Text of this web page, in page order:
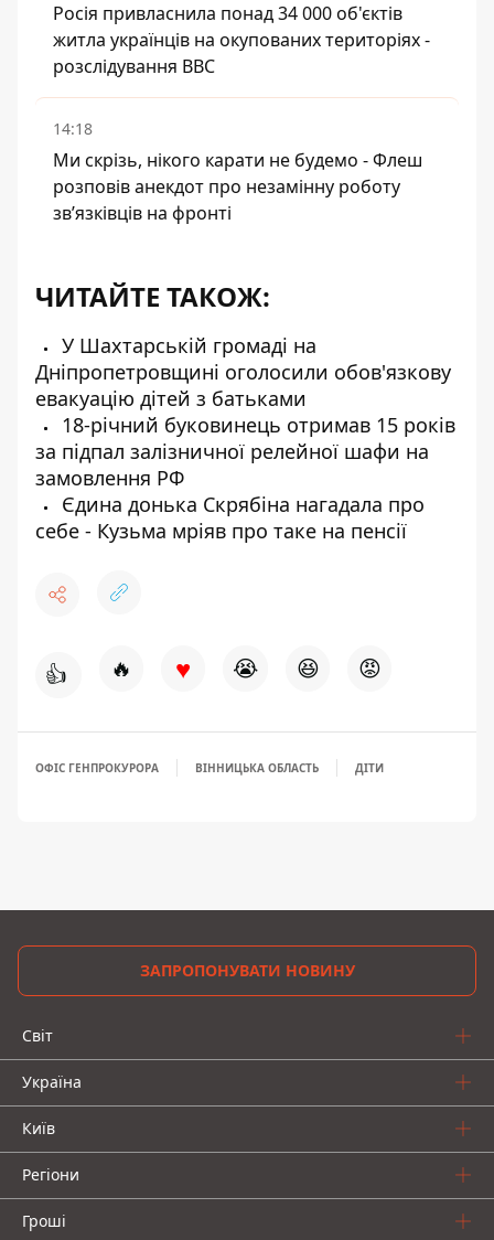
Росія привласнила понад 34 000 об'єктів
житла українців на окупованих територіях -
розслідування BBC
14:18
Ми скрізь, нікого карати не будемо - Флеш
розповів анекдот про незамінну роботу
зв’язківців на фронті
ЧИТАЙТЕ ТАКОЖ:
У Шахтарській громаді на
Дніпропетровщині оголосили обов'язкову
евакуацію дітей з батьками
18-річний буковинець отримав 15 років
за підпал залізничної релейної шафи на
замовлення РФ
Єдина донька Скрябіна нагадала про
себе - Кузьма мріяв про таке на пенсії
👍 🔥 ♥ 😭 😆 😡
ОФІС ГЕНПРОКУРОРА ВІННИЦЬКА ОБЛАСТЬ ДІТИ
ЗАПРОПОНУВАТИ НОВИНУ
Світ
Україна
Київ
Регіони
Гроші